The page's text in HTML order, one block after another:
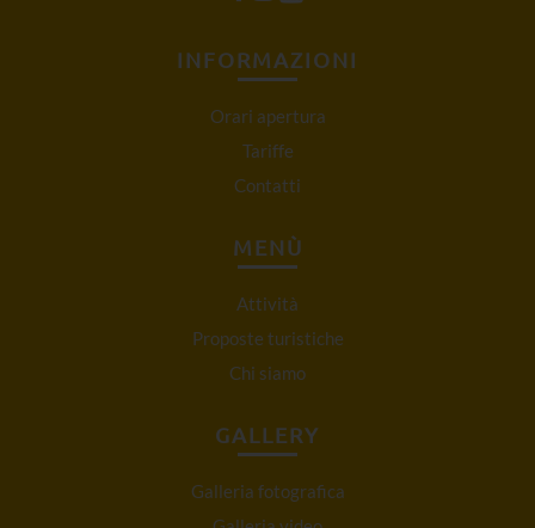
INFORMAZIONI
Orari apertura
Tariffe
Contatti
MENÙ
Attività
Proposte turistiche
Chi siamo
GALLERY
Galleria fotografica